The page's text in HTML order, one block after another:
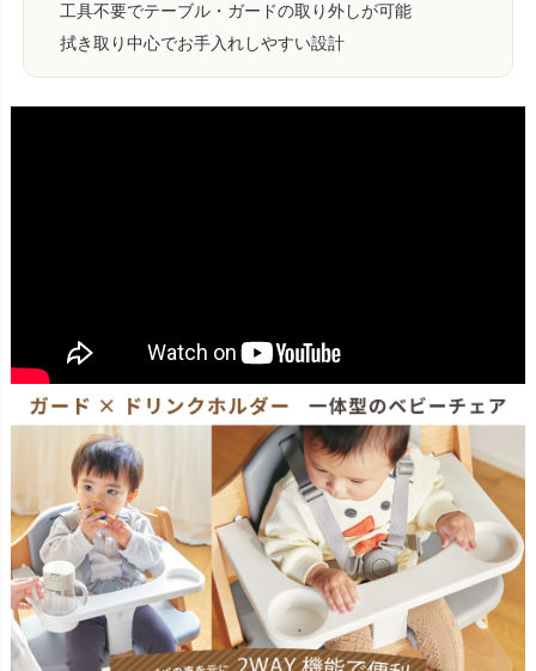
工具不要でテーブル・ガードの取り外しが可能
拭き取り中心でお手入れしやすい設計